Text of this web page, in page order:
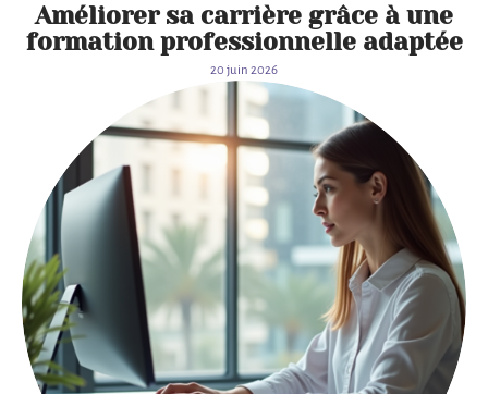
Améliorer sa carrière grâce à une
formation professionnelle adaptée
20 juin 2026